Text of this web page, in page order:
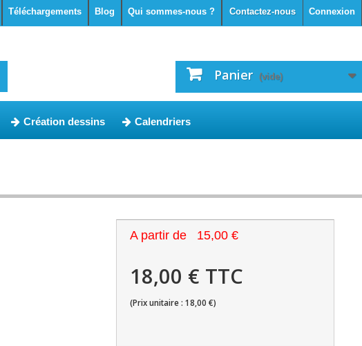
Connexion
Contactez-nous
Qui sommes-nous ?
Blog
Téléchargements
Panier (vide)
Création dessins Calendriers
A partir de 15,00 €
18,00 € TTC
(Prix unitaire : 18,00 €)